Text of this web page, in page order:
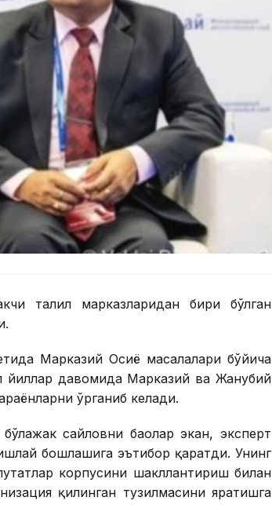
таҳлил марказларидан бири бўлган
Марказий Осиё масалалари бўйича
йиллар давомида Марказий ва Жанубий
ўрганиб келади.
сайловни баҳолар экан, эксперт
бошлашига эътибор қаратди. Унинг
корпусини шакллантириш билан
қилинган тузилмасини яратишга